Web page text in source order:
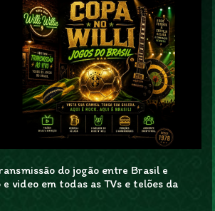
do jogão entre Brasil e
video em todas as TVs e telões da